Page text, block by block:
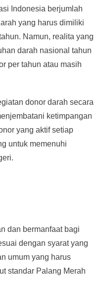
Indonesia berjumlah
yang harus dimiliki
Namun, realita yang
darah nasional tahun
per tahun atau masih
donor darah secara
ketimpangan
yang aktif setiap
untuk memenuhi
dan bermanfaat bagi
dengan syarat yang
umum yang harus
standar Palang Merah